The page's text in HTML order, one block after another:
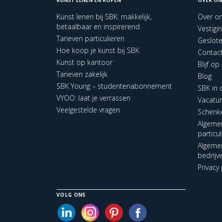
Kunst lenen bij SBK: makkelijk,
betaalbaar en inspirerend
Tarieven particulieren
Hoe koop je kunst bij SBK
Kunst op kantoor
Tarieven zakelijk
SBK Young – studentenabonnement
VYOO: laat je verrassen
Veelgestelde vragen
Over
Blijf op
Blog
SBK in
VOLG ONS